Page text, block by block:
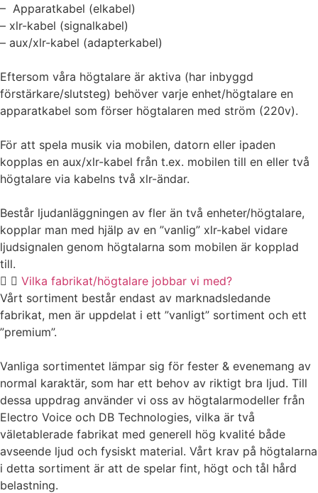
– Apparatkabel (elkabel)
– xlr-kabel (signalkabel)
– aux/xlr-kabel (adapterkabel)
Eftersom våra högtalare är aktiva (har inbyggd
förstärkare/slutsteg) behöver varje enhet/högtalare en
apparatkabel som förser högtalaren med ström (220v).
För att spela musik via mobilen, datorn eller ipaden
kopplas en aux/xlr-kabel från t.ex. mobilen till en eller två
högtalare via kabelns två xlr-ändar.
Består ljudanläggningen av fler än två enheter/högtalare,
kopplar man med hjälp av en ”vanlig” xlr-kabel vidare
ljudsignalen genom högtalarna som mobilen är kopplad
till.
Vilka fabrikat/högtalare jobbar vi med?
Vårt sortiment består endast av marknadsledande
fabrikat, men är uppdelat i ett ”vanligt” sortiment och ett
”premium”.
Vanliga sortimentet lämpar sig för fester & evenemang av
normal karaktär, som har ett behov av riktigt bra ljud. Till
dessa uppdrag använder vi oss av högtalarmodeller från
Electro Voice och DB Technologies, vilka är två
väletablerade fabrikat med generell hög kvalité både
avseende ljud och fysiskt material. Vårt krav på högtalarna
i detta sortiment är att de spelar fint, högt och tål hård
belastning.